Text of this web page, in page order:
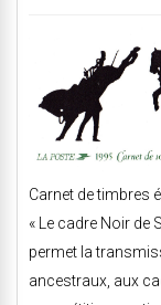
Carnet de timbres
« Le cadre Noir de
permet la
ancestraux, aux